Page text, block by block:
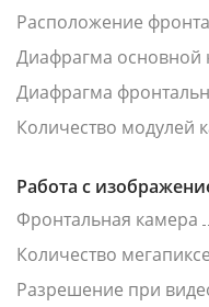
Расположение
Диафрагма основной
Диафрагма
Количество модулей
Работа с
Фронтальная камера
Количество
Разрешение при